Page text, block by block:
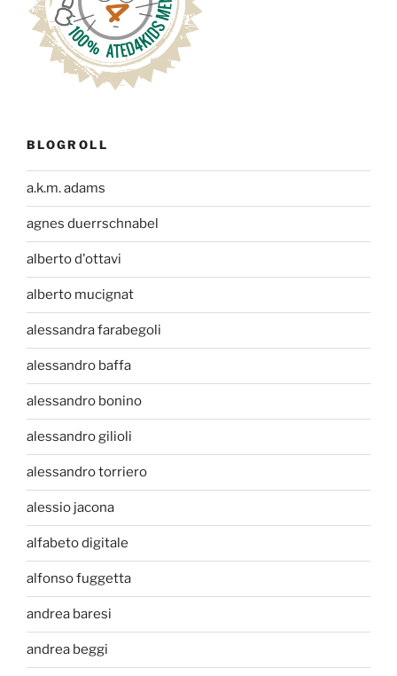
BLOGROLL
a.k.m. adams
agnes duerrschnabel
alberto d'ottavi
alberto mucignat
alessandra farabegoli
alessandro baffa
alessandro bonino
alessandro gilioli
alessandro torriero
alessio jacona
alfabeto digitale
alfonso fuggetta
andrea baresi
andrea beggi